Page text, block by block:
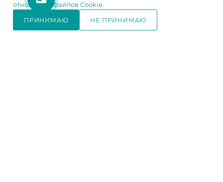
В КОРЗИНУ
21 800 /шт
отношении файлов Cookie
ПРИНИМАЮ НЕ ПРИНИМАЮ